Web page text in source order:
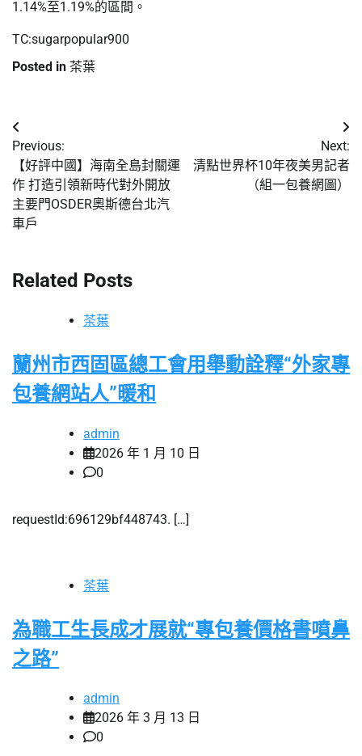
1.14%至1.19%的區間。
TC:sugarpopular900
Posted in 茶葉
文
章
導
覽
Previous:
【好評中國】海南全島封關運
作 打造引領新時代對外開放
主要門OSDER奧斯德台北汽
車戶
Next:
清點世界杯10年夜美男記者
（組一包養網圖）
Related Posts
茶葉
蘭州市西固區總工會用舉動詮釋“外家專
包養網站人”暖和
admin
2026 年 1 月 10 日
0
requestId:696129bf448743. […]
茶葉
為職工生長成才展就“專包養價格書噴鼻
之路”
admin
2026 年 3 月 13 日
0